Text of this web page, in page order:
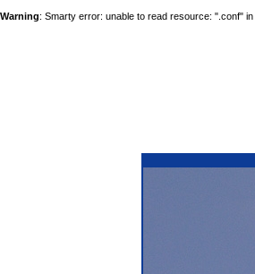
Warning: Smarty error: unable to read resource: ".conf" in